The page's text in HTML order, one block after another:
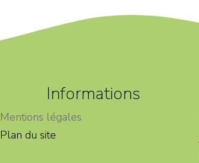
Informations
Mentions légales
Plan du site